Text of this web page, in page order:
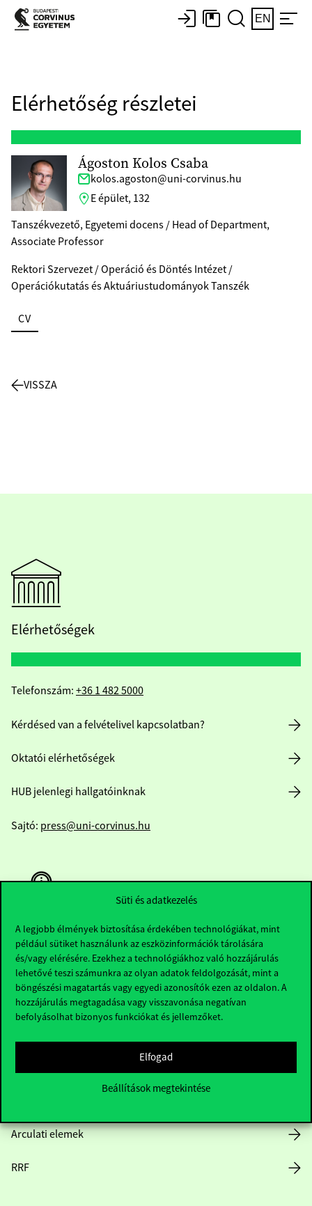
Süti és adatkezelés
A legjobb élmények biztosítása érdekében technológiákat, mint
például sütiket használunk az eszközinformációk tárolására
és/vagy elérésére. Ezekhez a technológiákhoz való hozzájárulás
lehetővé teszi számunkra az olyan adatok feldolgozását, mint a
böngészési magatartás vagy egyedi azonosítók ezen az oldalon. A
hozzájárulás megtagadása vagy visszavonása negatívan
befolyásolhat bizonyos funkciókat és jellemzőket.
Elfogad
Beállítások megtekintése
EN
Elérhetőség részletei
Ágoston Kolos Csaba
kolos.agoston@uni-corvinus.hu
E épület, 132
Tanszékvezető, Egyetemi docens / Head of Department,
Associate Professor
Rektori Szervezet / Operáció és Döntés Intézet /
Operációkutatás és Aktuáriustudományok Tanszék
CV
VISSZA
Elérhetőségek
Telefonszám: +36 1 482 5000
Kérdésed van a felvételivel kapcsolatban?
Oktatói elérhetőségek
HUB jelenlegi hallgatóinknak
Sajtó: press@uni-corvinus.hu
Hasznos linkek
Nyitvatartás
Arculati elemek
RRF